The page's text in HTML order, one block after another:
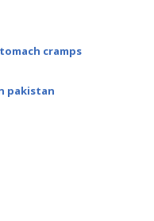
cramps
pakistan